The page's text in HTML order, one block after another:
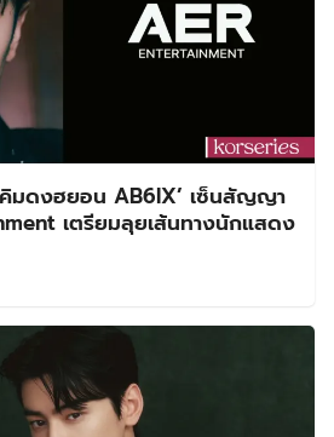
คิมดงฮยอน AB6IX’ เซ็นสัญญา
เตรียมลุยเส้นทางนักแสดง